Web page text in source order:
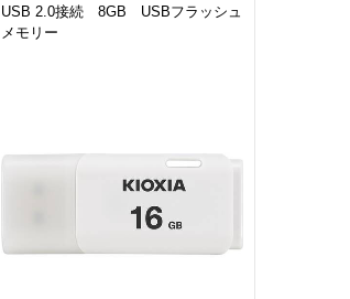
USB 2.0接続 8GB USBフラッシュ
メモリー